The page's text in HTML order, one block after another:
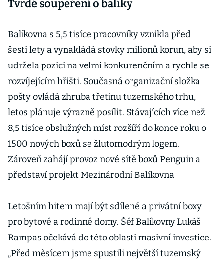
Tvrdé soupeření o balíky
Balíkovna s 5,5 tisíce pracovníky vznikla před
šesti lety a vynakládá stovky milionů korun, aby si
udržela pozici na velmi konkurenčním a rychle se
rozvíjejícím hřišti. Současná organizační složka
pošty ovládá zhruba třetinu tuzemského trhu,
letos plánuje výrazně posílit. Stávajících více než
8,5 tisíce obslužných míst rozšíří do konce roku o
1500 nových boxů se žlutomodrým logem.
Zároveň zahájí provoz nové sítě boxů Penguin a
představí projekt Mezinárodní Balíkovna.
Letošním hitem mají být sdílené a privátní boxy
pro bytové a rodinné domy. Šéf Balíkovny Lukáš
Rampas očekává do této oblasti masivní investice.
„Před měsícem jsme spustili největší tuzemský